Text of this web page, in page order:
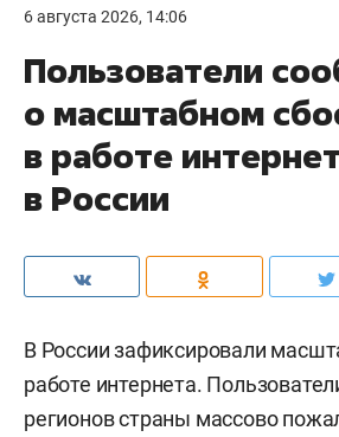
6 августа 2026, 14:06
Пользователи
о масштабном
в работе
в России
В России зафиксировали
работе интернета.
регионов страны массово